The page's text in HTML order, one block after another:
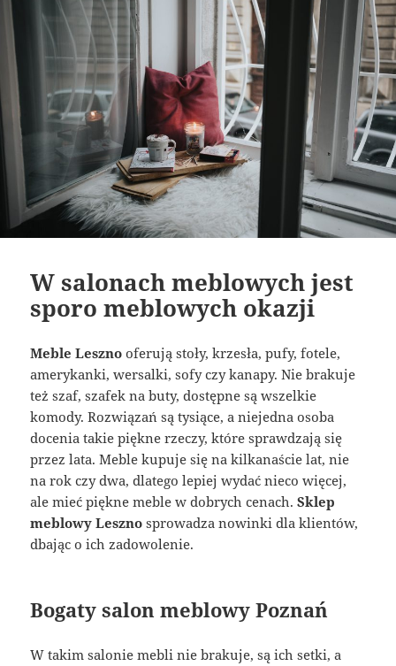
W salonach meblowych jest
sporo meblowych okazji
Meble Lesznooferują stoły, krzesła, pufy, fotele,
amerykanki, wersalki, sofy czy kanapy. Nie brakuje
też szaf, szafek na buty, dostępne są wszelkie
komody. Rozwiązań są tysiące, a niejedna osoba
docenia takie piękne rzeczy, które sprawdzają się
przez lata. Meble kupuje się na kilkanaście lat, nie
na rok czy dwa, dlatego lepiej wydać nieco więcej,
ale mieć piękne meble w dobrych cenach.Sklep
meblowy Lesznosprowadza nowinki dla klientów,
dbając o ich zadowolenie.
Bogatysalon meblowy Poznań
W takim salonie mebli nie brakuje, są ich setki, a